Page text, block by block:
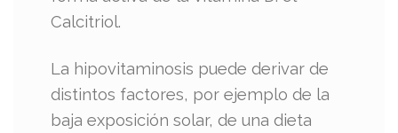
Calcitriol.
La hipovitaminosis puede derivar de
distintos factores, por ejemplo de la
baja exposición solar, de una dieta